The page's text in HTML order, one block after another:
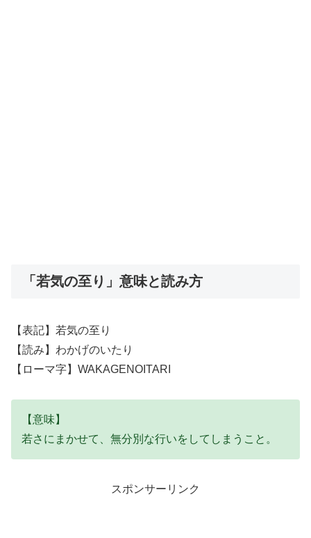
「若気の至り」意味と読み方
【表記】若気の至り
【読み】わかげのいたり
【ローマ字】WAKAGENOITARI
【意味】
若さにまかせて、無分別な行いをしてしまうこと。
スポンサーリンク